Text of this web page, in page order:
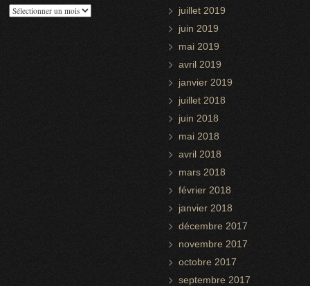
Tous
juillet 2019
juin 2019
mai 2019
avril 2019
janvier 2019
juillet 2018
juin 2018
mai 2018
avril 2018
mars 2018
février 2018
janvier 2018
décembre 2017
novembre 2017
octobre 2017
septembre 2017